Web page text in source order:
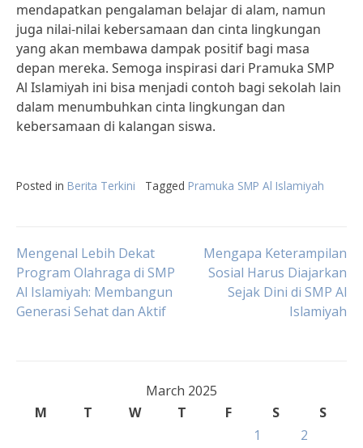
mendapatkan pengalaman belajar di alam, namun
juga nilai-nilai kebersamaan dan cinta lingkungan
yang akan membawa dampak positif bagi masa
depan mereka. Semoga inspirasi dari Pramuka SMP
Al Islamiyah ini bisa menjadi contoh bagi sekolah lain
dalam menumbuhkan cinta lingkungan dan
kebersamaan di kalangan siswa.
Posted in Berita Terkini Tagged Pramuka SMP Al Islamiyah
Post
navigation
Mengenal Lebih Dekat
Program Olahraga di SMP
Al Islamiyah: Membangun
Generasi Sehat dan Aktif
Mengapa Keterampilan
Sosial Harus Diajarkan
Sejak Dini di SMP Al
Islamiyah
March 2025
M
T W T F S
S
1
2